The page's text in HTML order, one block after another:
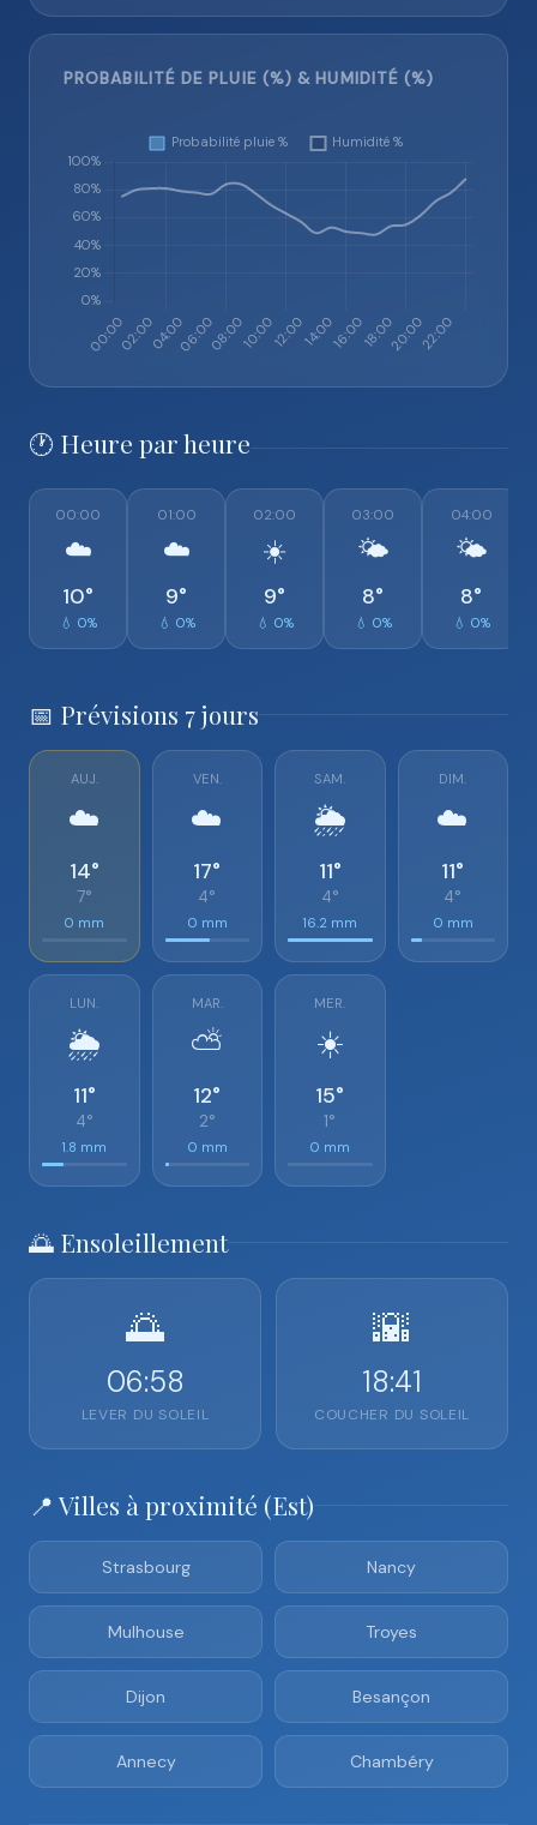
PROBABILITÉ DE PLUIE (%) & HUMIDITÉ (%)
🕐 Heure par heure
00:00
☁️
10°
💧 0%
01:00
☁️
9°
💧 0%
02:00
☀️
9°
💧 0%
03:00
🌤️
8°
💧 0%
04:00
🌤️
8°
💧 0%
📅 Prévisions 7 jours
AUJ.
☁️
14°
7°
0 mm
VEN.
☁️
17°
4°
0 mm
SAM.
🌦️
11°
4°
16.2 mm
DIM.
☁️
11°
4°
0 mm
LUN.
🌦️
11°
4°
1.8 mm
MAR.
⛅
12°
2°
0 mm
MER.
☀️
15°
1°
0 mm
🌅 Ensoleillement
🌅
06:58
LEVER DU SOLEIL
🌇
18:41
COUCHER DU SOLEIL
📍 Villes à proximité (Est)
Strasbourg Nancy
Mulhouse Troyes
Dijon Besançon
Annecy Chambéry